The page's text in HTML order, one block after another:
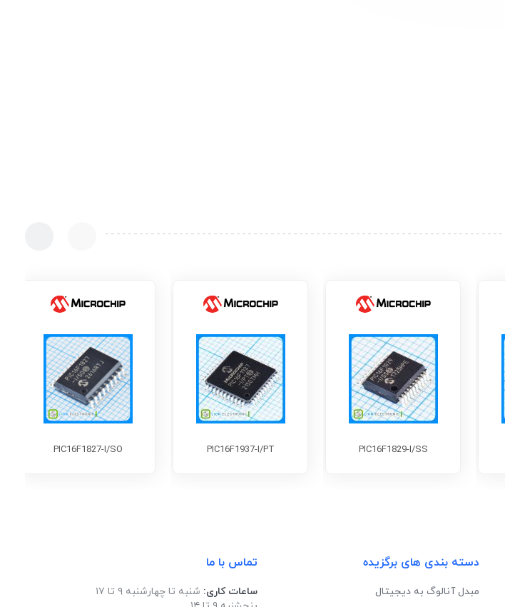
PIC16F1829-I/SS
PIC16F1937-I/PT
PIC16F1827-I/SO
دسته بندی های برگزیده
مبدل آنالوگ به دیجیتال
تماس با ما
ساعات کاری: شنبه تا چهارشنبه ۹ تا ۱۷